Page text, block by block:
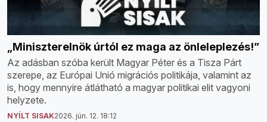
„Miniszterelnök úrtól ez maga az önleleplezés!”
Az adásban szóba került Magyar Péter és a Tisza Párt
szerepe, az Európai Unió migrációs politikája, valamint az
is, hogy mennyire átlátható a magyar politikai elit vagyoni
helyzete.
NYÍLT SISAK2026. jún. 12. 18:12